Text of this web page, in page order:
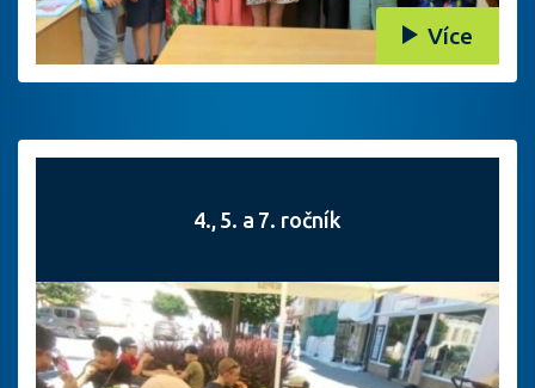
Více
4., 5. a 7. ročník